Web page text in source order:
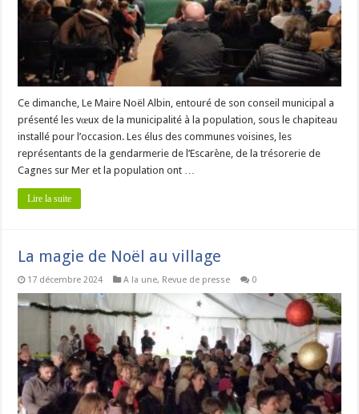
Ce dimanche, Le Maire Noël Albin, entouré de son conseil municipal a
présenté les vœux de la municipalité à la population, sous le chapiteau
installé pour l’occasion. Les élus des communes voisines, les
représentants de la gendarmerie de l’Escarène, de la trésorerie de
Cagnes sur Mer et la population ont …
Lire la suite
La magie de Noël au village
17 décembre 2024 A la une, Revue de presse 0